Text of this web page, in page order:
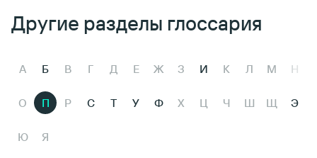
Другие разделы глоссария
А Б В Г Д Е Ж З И К Л М Н
О П Р С Т У Ф Х Ц Ч Ш Щ Э
Ю Я